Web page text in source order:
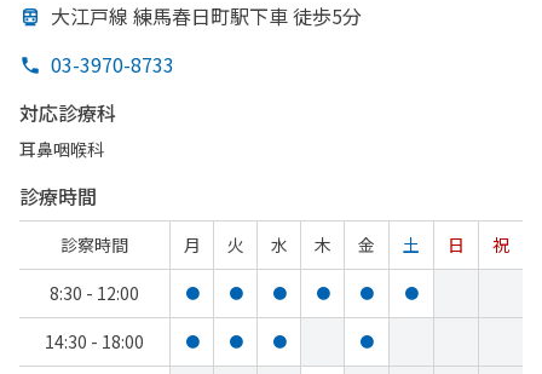
大江戸線 練馬春日町駅下車 徒歩5分
03-3970-8733
対応診療科
耳鼻咽喉科
診療時間
診察時間 月 火 水 木 金 土 日
祝
8:30 - 12:00
● ● ● ● ● ●
14:30 - 18:00 ● ● ● ●